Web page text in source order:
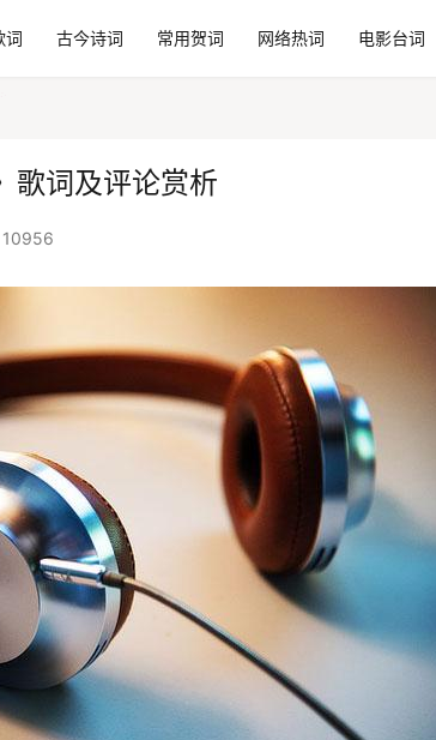
词 古今诗词 常用贺词 网络热词 电影台词
歌词及评论赏析
10956